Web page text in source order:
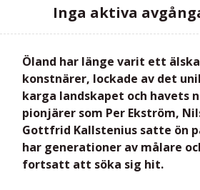
Inga aktiva
Öland har länge varit ett
konstnärer, lockade av det
karga landskapet och havets
pionjärer som Per Ekström,
Gottfrid Kallstenius satte ön
har generationer av målare
fortsatt att söka sig hit.